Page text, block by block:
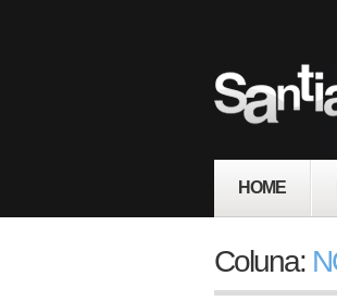
HOME
Coluna: